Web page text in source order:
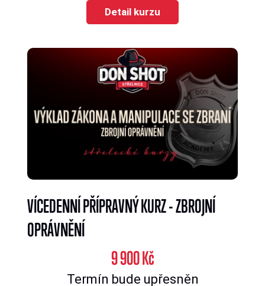
Detail kurzu
VÍCEDENNÍ PŘÍPRAVNÝ KURZ - ZBROJNÍ
OPRÁVNĚNÍ
9 900 Kč
Termín bude upřesněn